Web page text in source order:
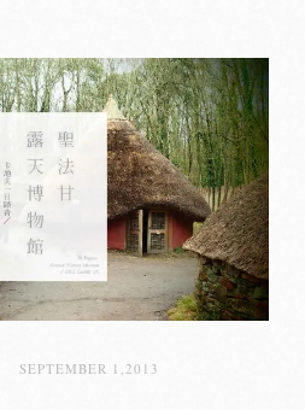
SEPTEMBER 1,2013